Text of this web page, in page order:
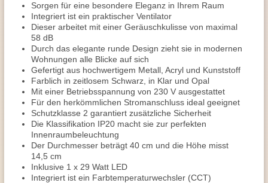
Sorgen für eine besondere Eleganz in Ihrem Raum
Integriert ist ein praktischer Ventilator
Dieser arbeitet mit einer Geräuschkulisse von maximal
58 dB
Durch das elegante runde Design zieht sie in modernen
Wohnungen alle Blicke auf sich
Gefertigt aus hochwertigem Metall, Acryl und Kunststoff
Farblich in zeitlosem Schwarz, in Klar und Opal
Mit einer Betriebsspannung von 230 V ausgestattet
Für den herkömmlichen Stromanschluss ideal geeignet
Schutzklasse 2 garantiert zusätzliche Sicherheit
Die Klassifikation IP20 macht sie zur perfekten
Innenraumbeleuchtung
Der Durchmesser beträgt 40 cm und die Höhe misst
14,5 cm
Inklusive 1 x 29 Watt LED
Integriert ist ein Farbtemperaturwechsler (CCT)